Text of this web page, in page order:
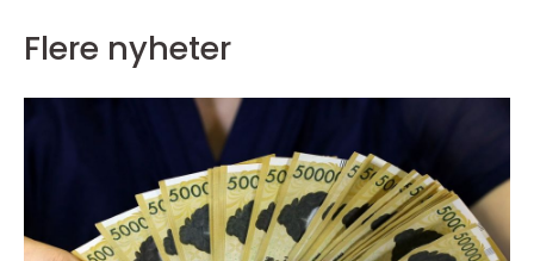
Flere nyheter